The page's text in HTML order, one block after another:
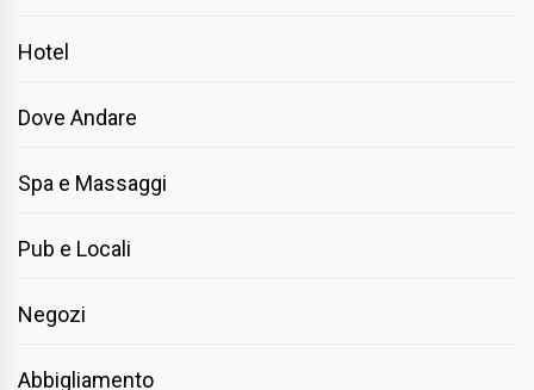
Hotel
Dove Andare
Spa e Massaggi
Pub e Locali
Negozi
Abbigliamento